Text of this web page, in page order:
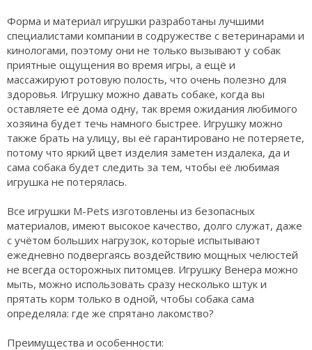
Форма и материал игрушки разработаны лучшими
специалистами компании в содружестве с ветеринарами и
кинологами, поэтому они не только вызывают у собак
приятные ощущения во время игры, а ещё и
массажируют ротовую полость, что очень полезно для
здоровья. Игрушку можно давать собаке, когда вы
оставляете её дома одну, так время ожидания любимого
хозяина будет течь намного быстрее. Игрушку можно
также брать на улицу, вы её гарантировано не потеряете,
потому что яркий цвет изделия заметен издалека, да и
сама собака будет следить за тем, чтобы её любимая
игрушка не потерялась.
Все игрушки M-Pets изготовлены из безопасных
материалов, имеют высокое качество, долго служат, даже
с учётом больших нагрузок, которые испытывают
ежедневно подвергаясь воздействию мощных челюстей
не всегда осторожных питомцев. Игрушку Венера можно
мыть, можно использовать сразу несколько штук и
прятать корм только в одной, чтобы собака сама
определяла: где же спрятано лакомство?
Преимущества и особенности: